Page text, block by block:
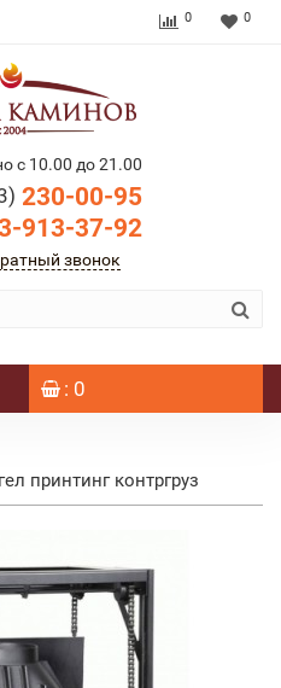
0 0
с 10.00 до 21.00
230-00-95
913-37-92
звонок
: 0
принтинг контргруз